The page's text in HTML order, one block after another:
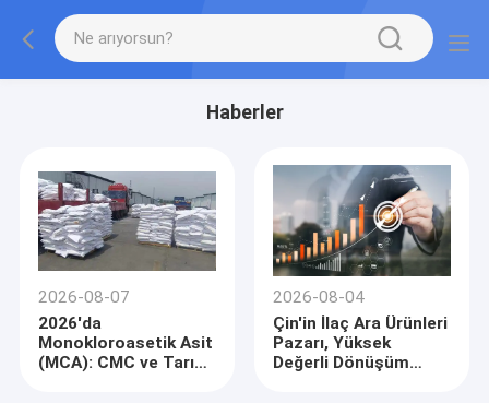
Haberler
2026-08-07
2026'da
Monokloroasetik Asit
(MCA): CMC ve Tarım
2026-08-04
Çin'in İlaç Ara Ürünleri
Pazarı, Yüksek
Değerli Dönüşüm